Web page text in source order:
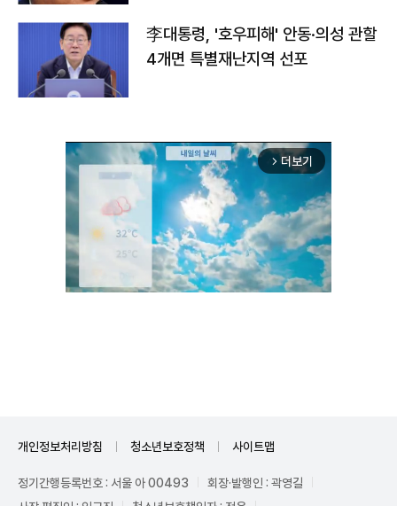
李대통령, '호우피해' 안동·의성 관할
4개면 특별재난지역 선포
arrow_forward_ios 더보기
개인정보처리방침 청소년보호정책 사이트맵
정기간행등록번호 : 서울 아 00493
회장·발행인 : 곽영길